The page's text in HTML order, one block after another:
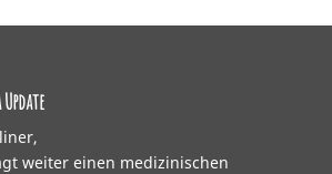
weiter einen medizinischen